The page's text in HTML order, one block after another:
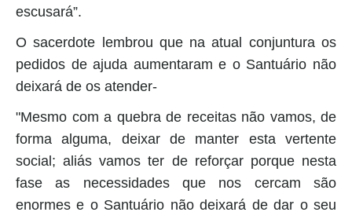
escusará”.
O sacerdote lembrou que na atual conjuntura os
pedidos de ajuda aumentaram e o Santuário não
deixará de os atender-
"Mesmo com a quebra de receitas não vamos, de
forma alguma, deixar de manter esta vertente
social; aliás vamos ter de reforçar porque nesta
fase as necessidades que nos cercam são
enormes e o Santuário não deixará de dar o seu